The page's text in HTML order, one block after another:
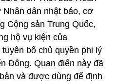
dân nhật báo, cơ
Cộng sản Trung Quốc,
hộ vụ kiện của
bố chủ quyền phi lý
Đông. Quan điển này đã
và được dùng để định